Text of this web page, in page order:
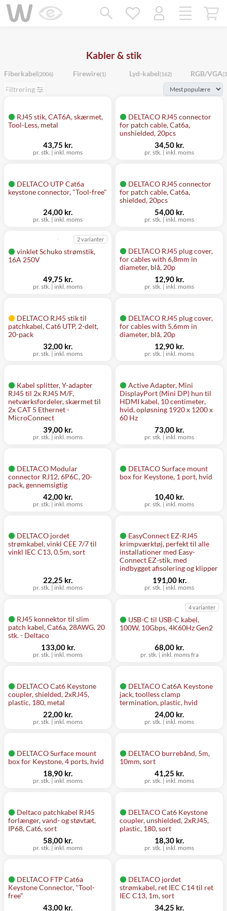
Kabler & stik
Fiberkabel(2006) Firewire(1) Lyd-kabel(162) RGB/VGA
Filtrering
RJ45 stik, CAT6A, skærmet,
Tool-Less, metal
pr. stk. | inkl. moms
43,75 kr.
DELTACO RJ45 connector
for patch cable, Cat6a,
unshielded, 20pcs
pr. stk. | inkl. moms
34,50 kr.
DELTACO UTP Cat6a
keystone connector, "Tool-free"
pr. stk. | inkl. moms
24,00 kr.
DELTACO RJ45 connector
for patch cable, Cat6a,
shielded, 20pcs
pr. stk. | inkl. moms
54,00 kr.
vinklet Schuko strømstik,
16A 250V
2 varianter
pr. stk. | inkl. moms
49,75 kr.
DELTACO RJ45 plug cover,
for cables with 6,8mm in
diameter, blå, 20p
pr. stk. | inkl. moms
12,90 kr.
DELTACO RJ45 stik til
patchkabel, Cat6 UTP, 2-delt,
20-pack
pr. stk. | inkl. moms
32,00 kr.
DELTACO RJ45 plug cover,
for cables with 5,6mm in
diameter, blå, 20p
pr. stk. | inkl. moms
12,90 kr.
Kabel splitter, Y-adapter
RJ45 til 2x RJ45 M/F,
netværksfordeler, skærmet til
2x CAT 5 Ethernet -
MicroConnect
pr. stk. | inkl. moms
39,00 kr.
Active Adapter, Mini
DisplayPort (Mini DP) hun til
HDMI kabel, 10 centimeter,
hvid, opløsning 1920 x 1200 x
60 Hz
pr. stk. | inkl. moms
73,00 kr.
DELTACO Modular
connector RJ12, 6P6C, 20-
pack, gennemsigtig
pr. stk. | inkl. moms
42,00 kr.
DELTACO Surface mount
box for Keystone, 1 port, hvid
pr. stk. | inkl. moms
10,40 kr.
DELTACO jordet
strømkabel, vinkl CEE 7/7 til
vinkl IEC C13, 0.5m, sort
pr. stk. | inkl. moms
22,25 kr.
EasyConnect EZ-RJ45
krimpværktøj, perfekt til alle
installationer med Easy-
Connect EZ-stik, med
indbygget afisolering og klipper
pr. stk. | inkl. moms
191,00 kr.
RJ45 konnektor til slim
patch kabel, Cat6a, 28AWG, 20
stk. - Deltaco
pr. stk. | inkl. moms
133,00 kr.
USB-C til USB-C kabel,
100W, 10Gbps, 4K60Hz Gen2
4 varianter
pr. stk. | inkl. moms fra
68,00 kr.
DELTACO Cat6 Keystone
coupler, shielded, 2xRJ45,
plastic, 180, metal
pr. stk. | inkl. moms
22,00 kr.
DELTACO Cat6A Keystone
jack, toolless clamp
termination, plastic, hvid
pr. stk. | inkl. moms
24,00 kr.
DELTACO Surface mount
box for Keystone, 4 ports, hvid
pr. stk. | inkl. moms
18,90 kr.
DELTACO burrebånd, 5m,
10mm, sort
pr. stk. | inkl. moms
41,25 kr.
Deltaco patchkabel RJ45
forlænger, vand- og støvtæt,
IP68, Cat6, sort
pr. stk. | inkl. moms
58,00 kr.
DELTACO Cat6 Keystone
coupler, unshielded, 2xRJ45,
plastic, 180, sort
pr. stk. | inkl. moms
18,30 kr.
DELTACO FTP Cat6a
Keystone Connector, "Tool-
free"
43,00 kr.
DELTACO jordet
strømkabel, ret IEC C14 til ret
IEC C13, 1m, sort
34,25 kr.
Mangler chatten?
Ret samtykke!